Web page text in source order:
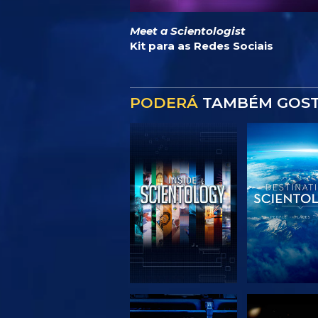
Meet a Scientologist
Kit para as Redes Sociais
PODERÁ TAMBÉM